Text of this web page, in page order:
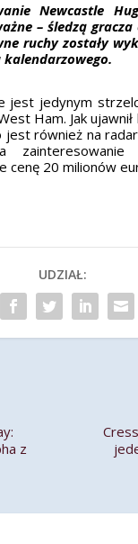
Newcastle
– śledzą
ruchy zostały
jest jedynym
Ham. Jak
jest również na
cenę 20 milionów
UDZIAŁ:
z